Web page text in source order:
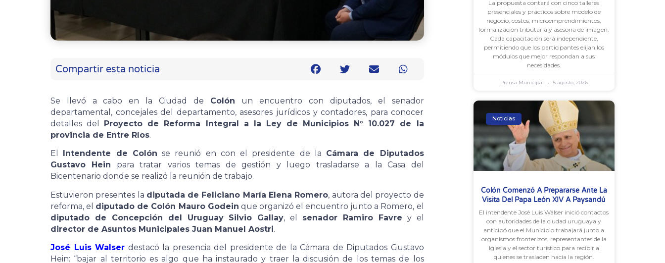
Compartir esta noticia
Se llevó a cabo en la Ciudad de Colón un encuentro con diputados, el senador
departamental, concejales del departamento, asesores jurídicos y contadores, para conocer
detalles del Proyecto de Reforma Integral a la Ley de Municipios N° 10.027 de la
provincia de Entre Ríos.
El
Intendente de Colón se reunió en con el presidente de la Cámara de Diputados
Gustavo Hein para tratar varios temas de gestión y luego trasladarse a la Casa del
Bicentenario donde se realizó la reunión de trabajo.
Estuvieron presentes la diputada de Feliciano María Elena Romero, autora del proyecto de
reforma, el diputado de Colón Mauro Godein que organizó el encuentro junto a Romero, el
diputado de Concepción del Uruguay Silvio Gallay, el senador Ramiro Favre y el
director de Asuntos Municipales Juan Manuel Aostri.
José Luis Walser destacó la presencia del presidente de la Cámara de Diputados Gustavo
Hein: “bajar al territorio es algo que ha instaurado y traer la discusión de los temas de los
La propuesta contará con cinco talleres
presenciales y prácticos sobre modelo de
negocio, costos, microemprendimientos,
formalización tributaria y asesoría de imagen.
Cada capacitación será independiente,
permitiendo que los participantes elijan los
módulos que mejor respondan a sus
necesidades.
Prensa Municipal 5 agosto, 2026
Noticias
Colón Comenzó A Prepararse Ante La
Visita Del Papa León XIV A Paysandú
El intendente José Luis Walser inició contactos
con autoridades de la ciudad uruguaya y
anticipó que el Municipio trabajará junto a
organismos fronterizos, representantes de la
Iglesia y el sector turístico para recibir a
quienes se trasladen hacia la región.